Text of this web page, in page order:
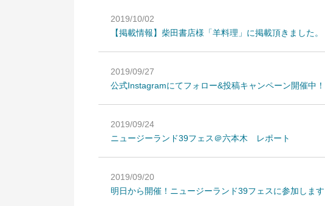
2019/10/02
【掲載情報】柴田書店様「羊料理」に掲載頂きました。
2019/09/27
公式Instagramにてフォロー&投稿キャンペーン開催中！
2019/09/24
ニュージーランド39フェス＠六本木 レポート
2019/09/20
明日から開催！ニュージーランド39フェスに参加します